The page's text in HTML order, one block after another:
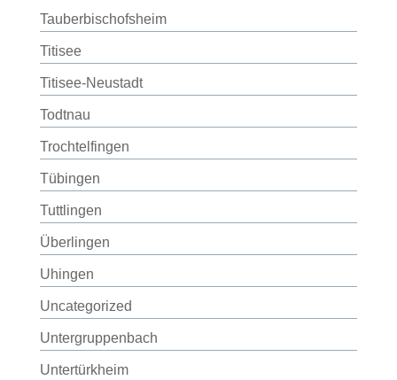
Tauberbischofsheim
Titisee
Titisee-Neustadt
Todtnau
Trochtelfingen
Tübingen
Tuttlingen
Überlingen
Uhingen
Uncategorized
Untergruppenbach
Untertürkheim